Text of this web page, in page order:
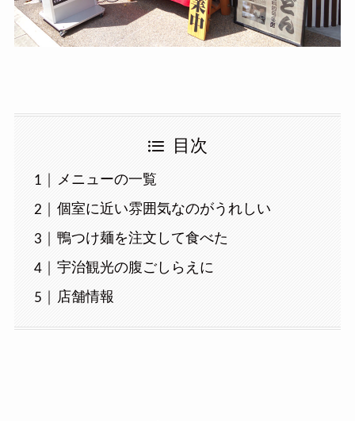
目次
メニューの一覧
個室に近い雰囲気なのがうれしい
鴨つけ麺を注文して食べた
宇治観光の腹ごしらえに
店舗情報